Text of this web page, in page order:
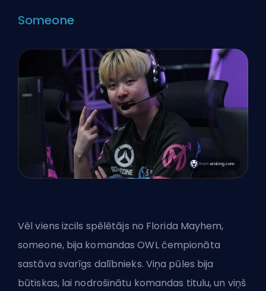
Someone
Vēl viens izcils spēlētājs no Florida Mayhem,
someone, bija komandas OWL čempionāta
sastāva svarīgs dalībnieks. Viņa pūles bija
būtiskas, lai nodrošinātu komandas titulu, un viņš